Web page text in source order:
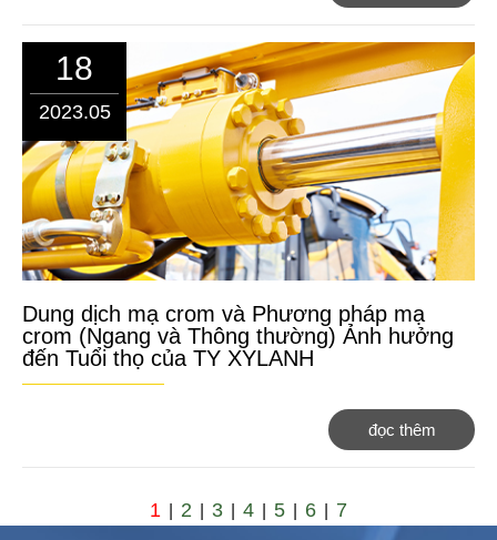
18
2023.05
Dung dịch mạ crom và Phương pháp mạ
crom (Ngang và Thông thường) Ảnh hưởng
đến Tuổi thọ của TY XYLANH
đọc thêm
1 2 3 4 5 6 7